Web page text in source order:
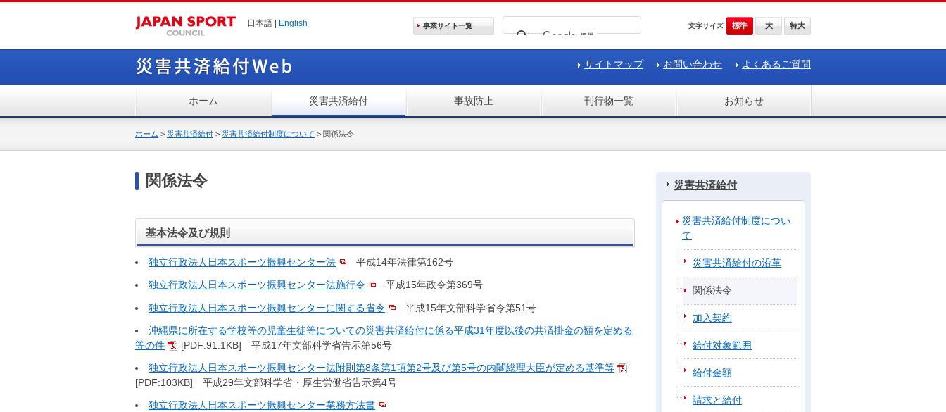
日本語 | English 事業サイト一覧 文字サイズ 標準 大 特大
サイトマップ お問い合わせ よくあるご質問
ホーム 災害共済給付 事故防止 刊行物一覧 お知らせ
ホーム > 災害共済給付 > 災害共済給付制度について > 関係法令
関係法令
基本法令及び規則
独立行政法人日本スポーツ振興センター法 平成14年法律第162号
独立行政法人日本スポーツ振興センター法施行令 平成15年政令第369号
独立行政法人日本スポーツ振興センターに関する省令 平成15年文部科学省令第51号
沖縄県に所在する学校等の児童生徒等についての災害共済給付に係る平成31年度以後の共済掛金の額を定める
等の件
[PDF:91.1KB] 平成17年文部科学省告示第56号
独立行政法人日本スポーツ振興センター法附則第8条第1項第2号及び第5号の内閣総理大臣が定める基準等
[PDF:103KB] 平成29年文部科学省・厚生労働省告示第4号
独立行政法人日本スポーツ振興センター業務方法書
災害共済給付
災害共済給付制度につい
て
災害共済給付の沿革
関係法令
加入契約
給付対象範囲
給付金額
請求と給付